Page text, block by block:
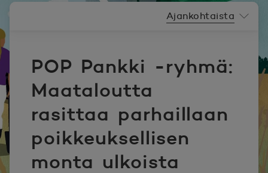
POP Pankki -ryhmä:
Maataloutta
rasittaa parhaillaan
poikkeuksellisen
monta ulkoista
Ajankohtaista